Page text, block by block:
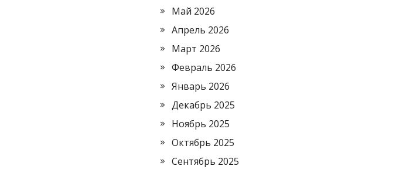
Май 2026
Апрель 2026
Март 2026
Февраль 2026
Январь 2026
Декабрь 2025
Ноябрь 2025
Октябрь 2025
Сентябрь 2025